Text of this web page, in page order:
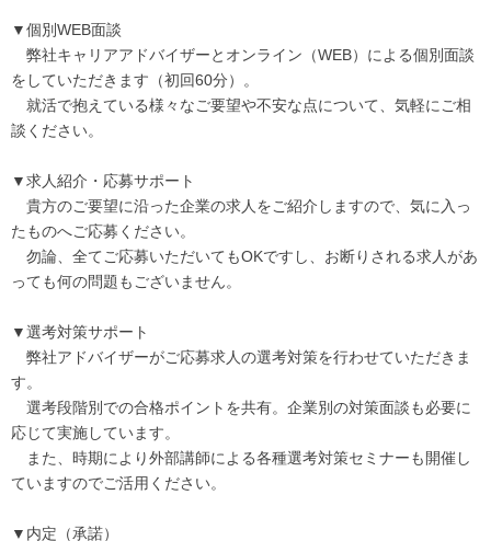
▼個別WEB面談
弊社キャリアアドバイザーとオンライン（WEB）による個別面談
をしていただきます（初回60分）。
就活で抱えている様々なご要望や不安な点について、気軽にご相
談ください。
▼求人紹介・応募サポート
貴方のご要望に沿った企業の求人をご紹介しますので、気に入っ
たものへご応募ください。
勿論、全てご応募いただいてもOKですし、お断りされる求人があ
っても何の問題もございません。
▼選考対策サポート
弊社アドバイザーがご応募求人の選考対策を行わせていただきま
す。
選考段階別での合格ポイントを共有。企業別の対策面談も必要に
応じて実施しています。
また、時期により外部講師による各種選考対策セミナーも開催し
ていますのでご活用ください。
▼内定（承諾）